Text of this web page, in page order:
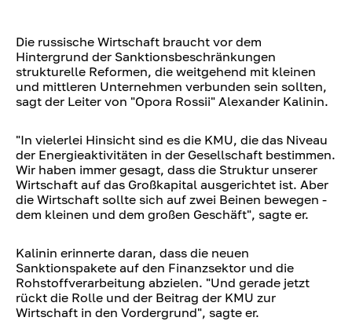
Die russische Wirtschaft braucht vor dem
Hintergrund der Sanktionsbeschränkungen
strukturelle Reformen, die weitgehend mit kleinen
und mittleren Unternehmen verbunden sein sollten,
sagt der Leiter von "Opora Rossii" Alexander Kalinin.
"In vielerlei Hinsicht sind es die KMU, die das Niveau
der Energieaktivitäten in der Gesellschaft bestimmen.
Wir haben immer gesagt, dass die Struktur unserer
Wirtschaft auf das Großkapital ausgerichtet ist. Aber
die Wirtschaft sollte sich auf zwei Beinen bewegen -
dem kleinen und dem großen Geschäft", sagte er.
Kalinin erinnerte daran, dass die neuen
Sanktionspakete auf den Finanzsektor und die
Rohstoffverarbeitung abzielen. "Und gerade jetzt
rückt die Rolle und der Beitrag der KMU zur
Wirtschaft in den Vordergrund", sagte er.